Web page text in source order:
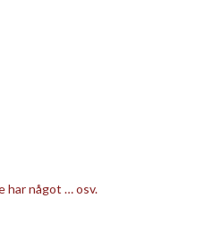
har något … osv.